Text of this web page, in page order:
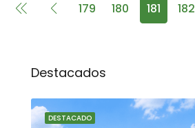
179 180 181 182
Destacados
DESTACADO